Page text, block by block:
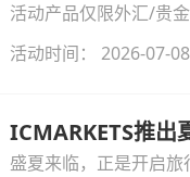
活动产品仅限外汇/贵
活动时间： 2026-07-
ICMARKETS推出
盛夏来临，正是开启旅